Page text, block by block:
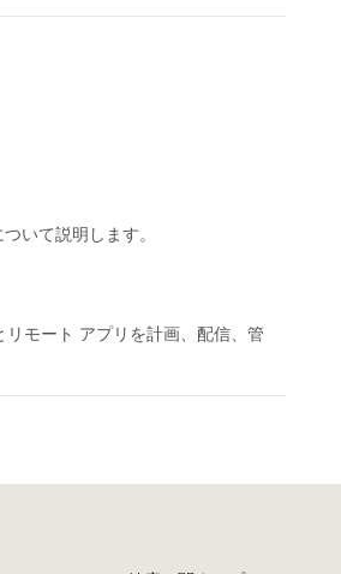
いて説明します。
モート アプリを計画、配信、管